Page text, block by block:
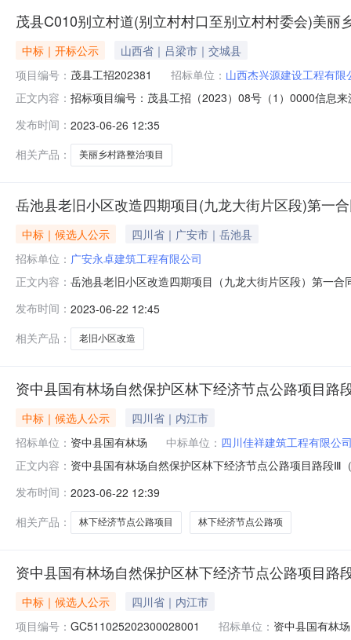
茂县C010别立村道(别立村村口至别立村村委会)美
中标｜开标公示
山西省｜吕梁市｜交城县
项目编号： 茂县工招202381 招标单位： 山西杰兴源建设工程有限
正文内容： 招标项目编号：茂县工招（2023）08号（1）0000信息
乡村路整治项目开标记录开标时间：2023-06-2513:35信
发布时间： 2023-06-26 12:35
相关产品：
美丽乡村路整治项目
岳池县老旧小区改造四期项目(九龙大街片区段)第一
中标｜候选人公示
四川省｜广安市｜岳池县
招标单位： 广安永卓建筑工程有限公司
正文内容： 岳池县老旧小区改造四期项目（九龙大街片区段）第一
工程有限公司招标人联系电话15215019716招标代理机
发布时间： 2023-06-22 12:45
相关产品：
老旧小区改造
资中县国有林场自然保护区林下经济节点公路项目
中标｜候选人公示
四川省｜内江市
招标单位： 资中县国有林场 中标单位： 四川佳祥建筑工程有限公
正文内容： 资中县国有林场自然保护区林下经济节点公路项目路段
自然保护区林下经济节点公路项目路段Ⅲ（双河镇拥跃村
56055
发布时间： 2023-06-22 12:39
相关产品：
林下经济节点公路项目 林下经济节点公路项
资中县国有林场自然保护区林下经济节点公路项目
中标｜候选人公示
四川省｜内江市
项目编号： GC511025202300028001 招标单位： 资中县国有林场